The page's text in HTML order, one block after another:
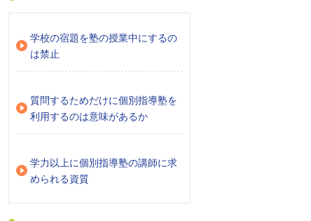
学校の宿題を塾の授業中にするの
は禁止
質問するためだけに個別指導塾を
利用するのは意味があるか
学力以上に個別指導塾の講師に求
められる資質